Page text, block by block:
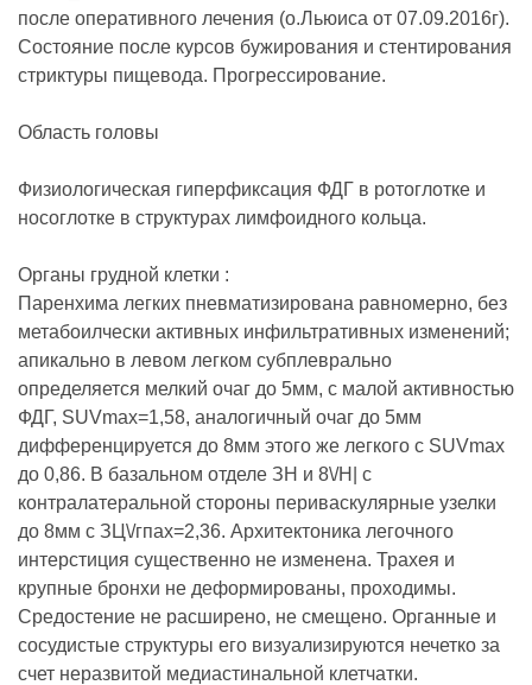
после оперативного лечения (о.Льюиса от 07.09.2016г).
Состояние после курсов бужирования и стентирования
стриктуры пищевода. Прогрессирование.
Область головы
Физиологическая гиперфиксация ФДГ в ротоглотке и
носоглотке в структурах лимфоидного кольца.
Органы грудной клетки :
Паренхима легких пневматизирована равномерно, без
метабоилчески активных инфильтративных изменений;
апикально в левом легком субплеврально
определяется мелкий очаг до 5мм, с малой активностью
ФДГ, SUVmах=1,58, аналогичный очаг до 5мм
дифференцируется до 8мм этого же легкого с SUVmах
до 0,86. В базальном отделе ЗН и 8\/Н| с
контралатеральной стороны периваскулярные узелки
до 8мм с ЗЦ\/гпах=2,36. Архитектоника легочного
интерстиция существенно не изменена. Трахея и
крупные бронхи не деформированы, проходимы.
Средостение не расширено, не смещено. Органные и
сосудистые структуры его визуализируются нечетко за
счет неразвитой медиастинальной клетчатки.